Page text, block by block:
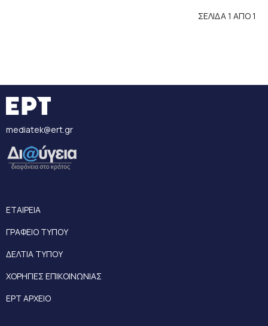
ΣΕΛΙΔΑ 1 ΑΠΟ 1
mediatek@ert.gr
ΕΤΑΙΡΕΙΑ
ΓΡΑΦΕΙΟ ΤΥΠΟΥ
ΔΕΛΤΙΑ ΤΥΠΟΥ
ΧΟΡΗΓΙΕΣ ΕΠΙΚΟΙΝΩΝΙΑΣ
ΕΡΤ ΑΡΧΕΙΟ